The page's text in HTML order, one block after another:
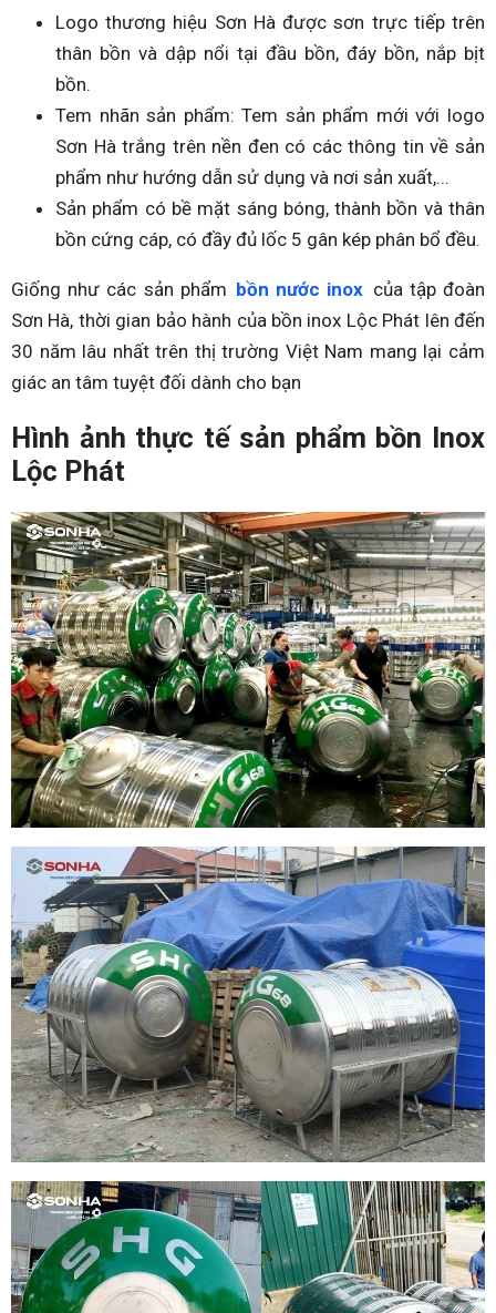
Logo thương hiệu Sơn Hà được sơn trực tiếp trên
thân bồn và dập nổi tại đầu bồn, đáy bồn, nắp bịt
bồn.
Tem nhãn sản phẩm: Tem sản phẩm mới với logo
Sơn Hà trắng trên nền đen có các thông tin về sản
phẩm như hướng dẫn sử dụng và nơi sản xuất,...
Sản phẩm có bề mặt sáng bóng, thành bồn và thân
bồn cứng cáp, có đầy đủ lốc 5 gân kép phân bổ đều.
Giống như các sản phẩm bồn nước inox của tập đoàn
Sơn Hà, thời gian bảo hành của bồn inox Lộc Phát lên đến
30 năm lâu nhất trên thị trường Việt Nam mang lại cảm
giác an tâm tuyệt đối dành cho bạn
Hình ảnh thực tế sản phẩm bồn Inox
Lộc Phát